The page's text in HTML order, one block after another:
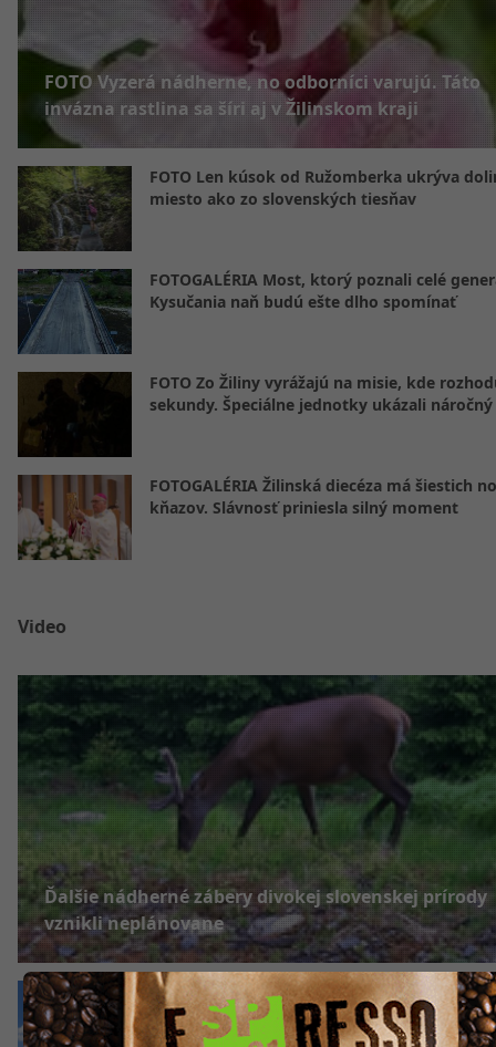
FOTO Vyzerá nádherne, no odborníci varujú. Táto
invázna rastlina sa šíri aj v Žilinskom kraji
FOTO Len kúsok od Ružomberka ukrýva
miesto ako zo slovenských tiesňav
FOTOGALÉRIA Most, ktorý poznali celé
Kysučania naň budú ešte dlho spomínať
FOTO Zo Žiliny vyrážajú na misie, kde
sekundy. Špeciálne jednotky ukázali
FOTOGALÉRIA Žilinská diecéza má šiestich
kňazov. Slávnosť priniesla silný moment
Video
Ďalšie nádherné zábery divokej slovenskej prírody
vznikli neplánovane
VIDEO Premostenie železnice v Žiline majú
do konca roka. Od augusta budú robiť aj cez
víkendy